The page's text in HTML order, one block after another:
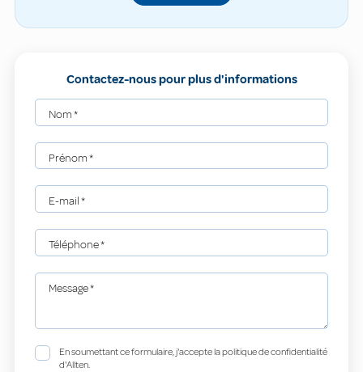
Contactez-nous pour plus d'informations
Nom*
Prénom*
E-mail*
Téléphone*
Message*
En soumettant ce formulaire, j'accepte la politique de confidentialité
d'Allten.